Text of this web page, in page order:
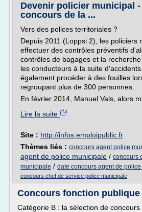
Devenir policier municipal
concours de la ...
Vers des polices territoriales ?
Depuis 2011 (Loppsi 2), les policiers
effectuer des contrôles préventifs
contrôles de bagages et la
les conducteurs à la suite
également procéder à des fouilles
regroupant plus de 300 personnes.
En février 2014, Manuel Vals, alors
Lire la suite
Site : http://infos.emploipublic.fr
Thèmes liés : concours agent police
agent de police municipale / concours
municipale / date concours agent de
concours chef de service police municipale
Concours fonction publique
Catégorie B : la sélection de